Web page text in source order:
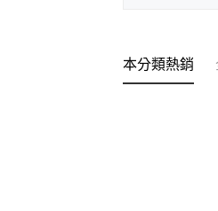
本分類熱銷